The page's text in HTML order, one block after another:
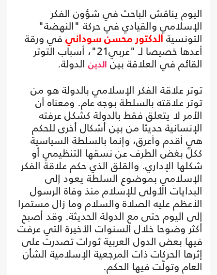
اليوم يناقش الباحث في شؤون الفكر
الإسلامي والقيادي في حركة "النهضة"
التونسيةالدكتور محسن سوداني في ورقة
أعدها خصيصا لـ "عربي21"، أسباب التوتر
القائم في العلاقة بين الدين الدولة.
توتر علاقة الفكر الإسلامي بالدولة هو من
توتر علاقته بالسلطة بوجه عام. ومعناه أن
الأمر لا يتعلق فقط بالدولة كشكل عرفته
الإنسانية حديثا من بين أشكال أخرى للحكم
هي أقدم وأعرق، وإنما بالسلطة السياسية
ككلّ بغض الطرف عن نسقها التنظيمي أو
شكلها الإداري. والقلق الذي حكم علاقة الفكر
الإسلامي بموضوع السلطة يعود إلى
البدايات الأولى للإسلام منذ وفاة الرسول
الأعظم عليه الصلاة والسلام وما زال مستمرا
إلى اليوم حتى مع الدولة الحديثة. وقد أصبح
أكثر وضوحا خلال السنوات الأخيرة التي عرفت
فيها بعض الدول العربية ثورات تصدرت على
إثرها الحركات ذات المرجعية الإسلامية الشأن
العام وتولّت فيها الحكم.